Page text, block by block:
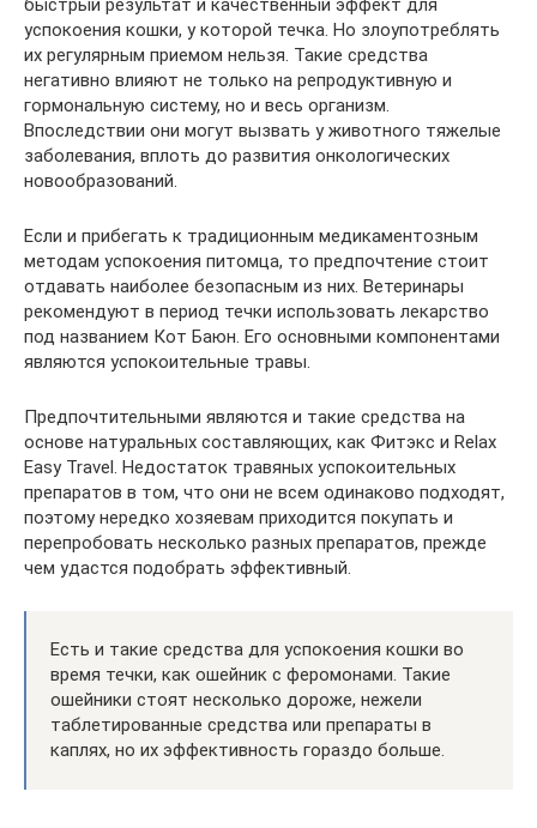
быстрый результат и качественный эффект для
успокоения кошки, у которой течка. Но злоупотреблять
их регулярным приемом нельзя. Такие средства
негативно влияют не только на репродуктивную и
гормональную систему, но и весь организм.
Впоследствии они могут вызвать у животного тяжелые
заболевания, вплоть до развития онкологических
новообразований.
Если и прибегать к традиционным медикаментозным
методам успокоения питомца, то предпочтение стоит
отдавать наиболее безопасным из них. Ветеринары
рекомендуют в период течки использовать лекарство
под названием Кот Баюн. Его основными компонентами
являются успокоительные травы.
Предпочтительными являются и такие средства на
основе натуральных составляющих, как Фитэкс и Relax
Easy Travel. Недостаток травяных успокоительных
препаратов в том, что они не всем одинаково подходят,
поэтому нередко хозяевам приходится покупать и
перепробовать несколько разных препаратов, прежде
чем удастся подобрать эффективный.
Есть и такие средства для успокоения кошки во
время течки, как ошейник с феромонами. Такие
ошейники стоят несколько дороже, нежели
таблетированные средства или препараты в
каплях, но их эффективность гораздо больше.